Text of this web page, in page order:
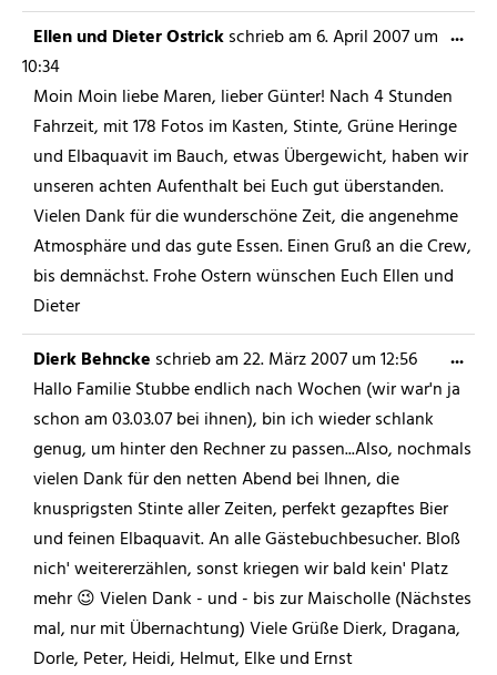
Ellen und Dieter Ostrickschrieb am6. April 2007um
10:34
Moin Moin liebe Maren, lieber Günter! Nach 4 Stunden
Fahrzeit, mit 178 Fotos im Kasten, Stinte, Grüne Heringe
und Elbaquavit im Bauch, etwas Übergewicht, haben wir
unseren achten Aufenthalt bei Euch gut überstanden.
Vielen Dank für die wunderschöne Zeit, die angenehme
Atmosphäre und das gute Essen. Einen Gruß an die Crew,
bis demnächst. Frohe Ostern wünschen Euch Ellen und
Dieter
...
Dierk Behncke schrieb am22. März 2007um12:56
Hallo Familie Stubbe endlich nach Wochen (wir war'n ja
schon am 03.03.07 bei ihnen), bin ich wieder schlank
genug, um hinter den Rechner zu passen...Also, nochmals
vielen Dank für den netten Abend bei Ihnen, die
knusprigsten Stinte aller Zeiten, perfekt gezapftes Bier
und feinen Elbaquavit. An alle Gästebuchbesucher. Bloß
nich' weitererzählen, sonst kriegen wir bald kein' Platz
mehr 😉 Vielen Dank - und - bis zur Maischolle (Nächstes
mal, nur mit Übernachtung) Viele Grüße Dierk, Dragana,
Dorle, Peter, Heidi, Helmut, Elke und Ernst
...